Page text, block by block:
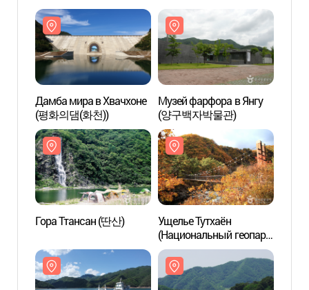
Дамба мира в Хвачхоне
(평화의댐(화천))
Музей фарфора в Янгу
(양구백자박물관)
Гора Ттансан (딴산)
Ущелье Тутхаён
(Национальный геопарк
региона Канвон) (두타연
(강원평화지역
국가지질공원))